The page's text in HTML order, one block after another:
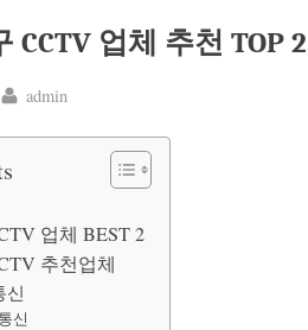
CCTV 업체 추천 TOP
By
admin
업체 BEST 2
추천업체
신
신